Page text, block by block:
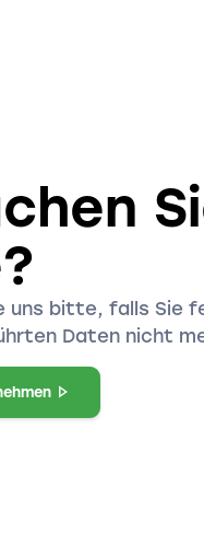
uns bitte, falls Sie
Daten nicht